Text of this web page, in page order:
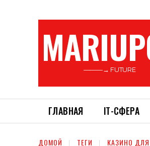
———→ FUTURE
ГЛАВНАЯ ІТ-СФЕРА
ДОМОЙ ТЕГИ КАЗИНО